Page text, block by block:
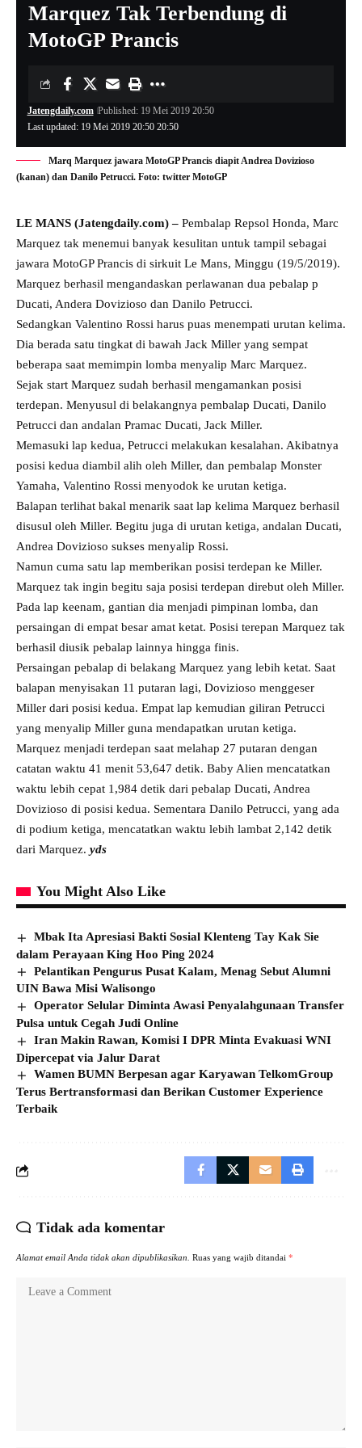
Marquez Tak Terbendung di
MotoGP Prancis
Last updated: 19 Mei 2019 20:50 20:50
Jatengdaily.com Published: 19 Mei 2019 20:50
Marq Marquez jawara MotoGP Prancis diapit Andrea Dovizioso
(kanan) dan Danilo Petrucci. Foto: twitter MotoGP
LE MANS (Jatengdaily.com) – Pembalap Repsol Honda, Marc
Marquez tak menemui banyak kesulitan untuk tampil sebagai
jawara MotoGP Prancis di sirkuit Le Mans, Minggu (19/5/2019).
Marquez berhasil mengandaskan perlawanan dua pebalap p
Ducati, Andera Dovizioso dan Danilo Petrucci.
Sedangkan Valentino Rossi harus puas menempati urutan kelima.
Dia berada satu tingkat di bawah Jack Miller yang sempat
beberapa saat memimpin lomba menyalip Marc Marquez.
Sejak start Marquez sudah berhasil mengamankan posisi
terdepan. Menyusul di belakangnya pembalap Ducati, Danilo
Petrucci dan andalan Pramac Ducati, Jack Miller.
Memasuki lap kedua, Petrucci melakukan kesalahan. Akibatnya
posisi kedua diambil alih oleh Miller, dan pembalap Monster
Yamaha, Valentino Rossi menyodok ke urutan ketiga.
Balapan terlihat bakal menarik saat lap kelima Marquez berhasil
disusul oleh Miller. Begitu juga di urutan ketiga, andalan Ducati,
Andrea Dovizioso sukses menyalip Rossi.
Namun cuma satu lap memberikan posisi terdepan ke Miller.
Marquez tak ingin begitu saja posisi terdepan direbut oleh Miller.
Pada lap keenam, gantian dia menjadi pimpinan lomba, dan
persaingan di empat besar amat ketat. Posisi terepan Marquez tak
berhasil diusik pebalap lainnya hingga finis.
Persaingan pebalap di belakang Marquez yang lebih ketat. Saat
balapan menyisakan 11 putaran lagi, Dovizioso menggeser
Miller dari posisi kedua. Empat lap kemudian giliran Petrucci
yang menyalip Miller guna mendapatkan urutan ketiga.
Marquez menjadi terdepan saat melahap 27 putaran dengan
catatan waktu 41 menit 53,647 detik. Baby Alien mencatatkan
waktu lebih cepat 1,984 detik dari pebalap Ducati, Andrea
Dovizioso di posisi kedua. Sementara Danilo Petrucci, yang ada
di podium ketiga, mencatatkan waktu lebih lambat 2,142 detik
dari Marquez. yds
You Might Also Like
Mbak Ita Apresiasi Bakti Sosial Klenteng Tay Kak Sie
dalam Perayaan King Hoo Ping 2024
Pelantikan Pengurus Pusat Kalam, Menag Sebut Alumni
UIN Bawa Misi Walisongo
Operator Selular Diminta Awasi Penyalahgunaan Transfer
Pulsa untuk Cegah Judi Online
Iran Makin Rawan, Komisi I DPR Minta Evakuasi WNI
Dipercepat via Jalur Darat
Wamen BUMN Berpesan agar Karyawan TelkomGroup
Terus Bertransformasi dan Berikan Customer Experience
Terbaik
Tidak ada komentar
Alamat email Anda tidak akan dipublikasikan. Ruas yang wajib ditandai *